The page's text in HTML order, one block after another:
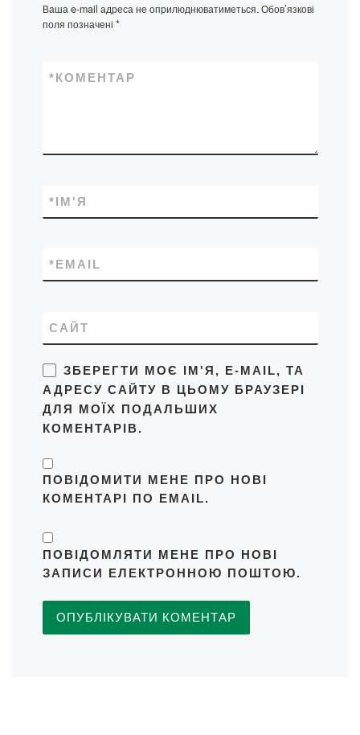
Ваша e-mail адреса не оприлюднюватиметься.Обов’язкові
поля позначені *
КОМЕНТАР
*
ІМ'Я
*
EMAIL
*
САЙТ
ЗБЕРЕГТИ МОЄ ІМ'Я, E-MAIL, ТА
АДРЕСУ САЙТУ В ЦЬОМУ БРАУЗЕРІ
ДЛЯ МОЇХ ПОДАЛЬШИХ
КОМЕНТАРІВ.
ПОВІДОМИТИ МЕНЕ ПРО НОВІ
КОМЕНТАРІ ПО EMAIL.
ПОВІДОМЛЯТИ МЕНЕ ПРО НОВІ
ЗАПИСИ ЕЛЕКТРОННОЮ ПОШТОЮ.